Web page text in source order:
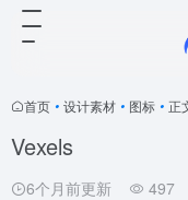
首页 • 设计素材 • 图标 • 正
Vexels
6个月前更新 497